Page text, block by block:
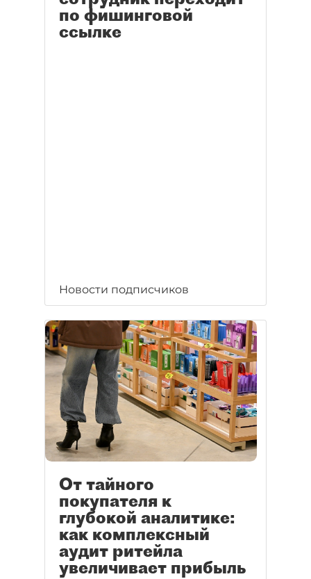
по фишинговой
ссылке
Новости подписчиков
От тайного
покупателя к
глубокой аналитике:
как комплексный
аудит ритейла
увеличивает прибыль